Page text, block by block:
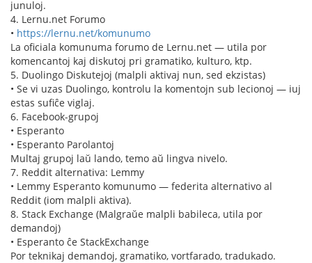
junuloj.
4. Lernu.net Forumo
• https://lernu.net/komunumo
La oficiala komunuma forumo de Lernu.net — utila por
komencantoj kaj diskutoj pri gramatiko, kulturo, ktp.
5. Duolingo Diskutejoj (malpli aktivaj nun, sed ekzistas)
• Se vi uzas Duolingo, kontrolu la komentojn sub lecionoj — iuj
estas sufiĉe viglaj.
6. Facebook-grupoj
• Esperanto
• Esperanto Parolantoj
Multaj grupoj laŭ lando, temo aŭ lingva nivelo.
7. Reddit alternativa: Lemmy
• Lemmy Esperanto komunumo — federita alternativo al
Reddit (iom malpli aktiva).
8. Stack Exchange (Malgraŭe malpli babileca, utila por
demandoj)
• Esperanto ĉe StackExchange
Por teknikaj demandoj, gramatiko, vortfarado, tradukado.